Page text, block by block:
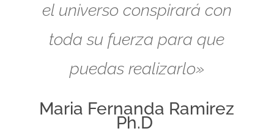
el universo conspirará con
toda su fuerza para que
puedas realizarlo»
Maria Fernanda Ramirez
Ph.D